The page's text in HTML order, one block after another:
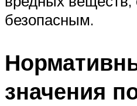
безопасным.
значения